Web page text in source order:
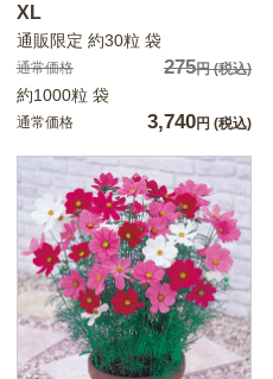
XL
通販限定 約30粒 袋
通常価格 275円(税込)
約1000粒 袋
通常価格 3,740円 (税込)